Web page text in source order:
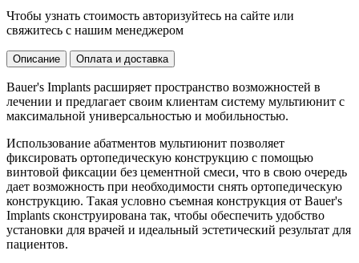
Чтобы узнать стоимость авторизуйтесь на сайте или
свяжитесь с нашим менеджером
Описание Оплата и доставка
Bauer's Implants расширяет пространство возможностей в
лечении и предлагает своим клиентам систему мультиюнит с
максимальной универсальностью и мобильностью.
Использование абатментов мультиюнит позволяет
фиксировать ортопедическую конструкцию с помощью
винтовой фиксации без цементной смеси, что в свою очередь
дает возможность при необходимости снять ортопедическую
конструкцию. Такая условно съемная конструкция от Bauer's
Implants сконструирована так, чтобы обеспечить удобство
установки для врачей и идеальный эстетический результат для
пациентов.